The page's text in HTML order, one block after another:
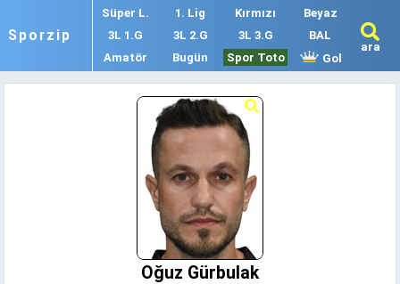
Sporzip
Süper L. 1. Lig Kırmızı
Beyaz
3L 1.G
3L 2.G 3L 3.G
BAL
Amatör
Bugün Spor Toto Gol
ara
Oğuz Gürbulak